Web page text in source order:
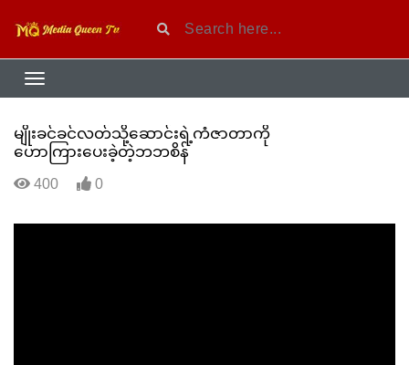
မျိုးခင်ခင်လတ်သို့ဆောင်းရဲ့ကံဇာတာကို
ဟောကြားပေးခဲ့တဲ့ဘဘစိန်
400 0